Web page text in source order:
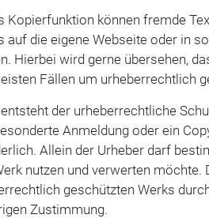
Kopierfunktion können fremde
auf die eigene Webseite oder in
Hierbei wird gerne übersehen,
Fällen um urheberrechtlich
der urheberrechtliche
Anmeldung oder ein
Allein der Urheber darf
nutzen und verwerten möchte.
geschützten Werks
Zustimmung.